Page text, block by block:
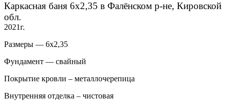
Каркасная баня 6х2,35 в Фалёнском р-не, Кировской
обл.
2021г.
Размеры — 6х2,35
Фундамент — свайный
Покрытие кровли – металлочерепица
Внутренняя отделка – чистовая